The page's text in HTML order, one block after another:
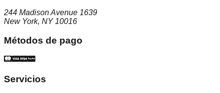
244 Madison Avenue 1639
New York, NY 10016
Métodos de pago
Servicios